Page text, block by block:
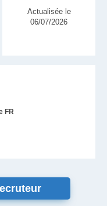
FR
Actualisée le
06/07/2026